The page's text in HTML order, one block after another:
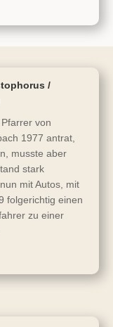
/
von
1977 antrat,
musste aber
stark
mit Autos, mit
folgerichtig einen
zu einer